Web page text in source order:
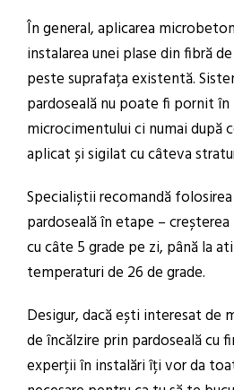
În general, aplicarea
instalarea unei plase din fibră
peste suprafața existentă.
pardoseală nu poate fi pornit
microcimentului ci numai după
aplicat și sigilat cu câteva
Specialiștii recomandă
pardoseală în etape –
cu câte 5 grade pe zi, până la
temperaturi de 26 de grade.
Desigur, dacă ești interesat de
de încălzire prin pardoseală cu
experții în instalări îți vor da